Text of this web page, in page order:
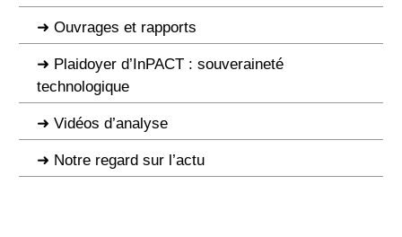
Ouvrages et rapports
Plaidoyer d’InPACT : souveraineté
technologique
Vidéos d’analyse
Notre regard sur l’actu